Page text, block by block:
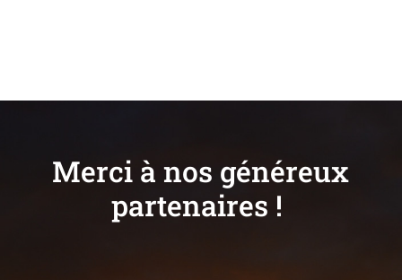
Merci à nos généreux
partenaires !